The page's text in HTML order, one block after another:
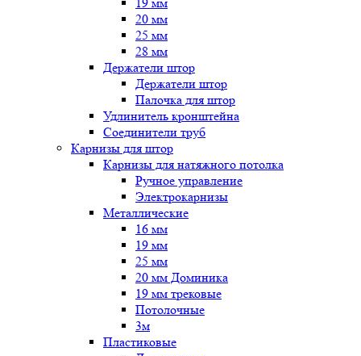
20 мм
25 мм
28 мм
Держатели штор
Держатели штор
Палочка для штор
Удлинитель кронштейна
Соединители труб
Карнизы для штор
Карнизы для натяжного потолка
Ручное управление
Электрокарнизы
Металлические
16 мм
19 мм
25 мм
20 мм Доминика
19 мм трековые
Потолочные
3м
Пластиковые